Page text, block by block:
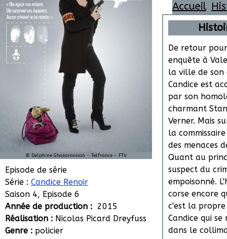
© Delphine Ghosarossian - Telfrance - FTV
Episode de série
Série : Candice Renoir
Saison 4, Episode 6
Année de production : 2015
Réalisation : Nicolas Picard Dreyfuss
Genre : policier
Accueil
De retour
enquête à
la ville de son
Candice est
par son
charmant
Verner. Mais
la
des menaces
Quant au
suspect du
empoisonné.
corse encore
c'est la propre
Candice qui
dans le